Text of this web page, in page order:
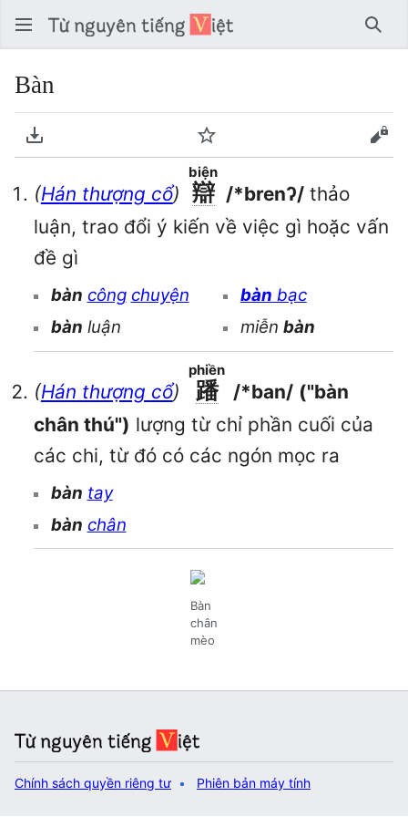
Tìm
Bàn
Tải về PDF Theo dõi
(Hán thượng cổ) 辯
biện
/*brenʔ/ thảo
luận, trao đổi ý kiến về việc gì hoặc vấn
đề gì
bàn công chuyện
bàn luận
bàn bạc
miễn bàn
(Hán thượng cổ) 蹯
phiền
/*ban/ ("bàn
chân thú") lượng từ chỉ phần cuối của
các chi, từ đó có các ngón mọc ra
bàn tay
bàn chân
Bàn
chân
mèo
Chính sách quyền riêng tư Phiên bản máy tính